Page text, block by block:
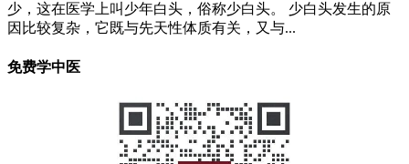
少，这在医学上叫少年白头，俗称少白头。 少白头发生的原
因比较复杂，它既与先天性体质有关，又与...
免费学中医